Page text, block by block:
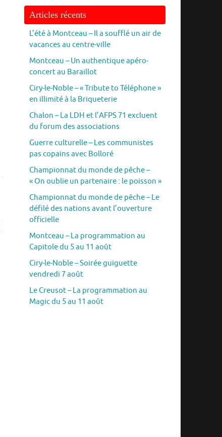
Articles récents
L’été à Montceau – Il a soufflé un air de
vacances au centre-ville
Montceau – Un authentique apéro-
concert au Baraillot
Ciry-le-Noble – « Tribute to Téléphone »
en illimité à la Briqueterie
Chalon – La LDH et l’AFPS 71 excluent
du forum des associations
Guerre culturelle – Les communistes
pas copains avec Bolloré
Championnat du monde de pêche –
« On oublie un partenaire : le poisson »
Championnat du monde de pêche – Le
défilé des nations avant l’ouverture
officielle
Montceau – La programmation au
Capitole du 5 au 11 août
Ciry-le-Noble – Soirée guiguette
vendredi 7 août
Le Creusot – La programmation au
Magic du 5 au 11 août